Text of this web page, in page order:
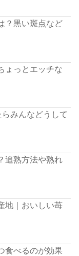
？黒い斑点など
ょっとエッチな
みんなどうして
追熟方法や熟れ
地｜おいしい苺
食べるのが効果